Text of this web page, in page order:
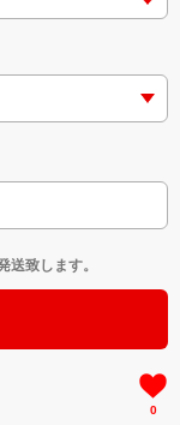
ル
タケル
>
20曲
送致します。
0